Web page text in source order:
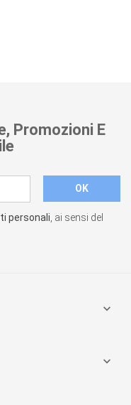
Promozioni E
personali , ai sensi del

